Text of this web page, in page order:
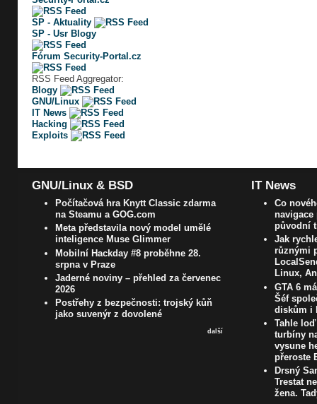
SP - Aktuality
SP - Usr Blogy
Fórum Security-Portal.cz
RSS Feed Aggregator:
Blogy
GNU/Linux
IT News
Hacking
Exploits
GNU/Linux & BSD
Počítačová hra Knytt Classic zdarma
na Steamu a GOG.com
Meta představila nový model umělé
inteligence Muse Glimmer
Mobilní Hackday #8 proběhne 28.
srpna v Praze
Jaderné noviny – přehled za červenec
2026
Postřehy z bezpečnosti: trojský kůň
jako suvenýr z dovolené
další
IT News
Co
původní
Jak
různými
Linux,
GTA 6
Šéf
diskům i
Tahle
turbíny
vysune
přeroste
Drsný
Trestat
žena.